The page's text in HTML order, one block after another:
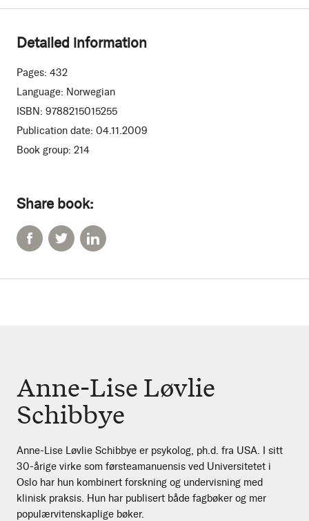
Share book:
Detailed information
Pages: 432
Language: Norwegian
ISBN: 9788215015255
Publication date: 04.11.2009
Book group: 214
Anne-Lise Løvlie
Schibbye
Anne-Lise Løvlie Schibbye er psykolog, ph.d. fra USA. I sitt
30-årige virke som førsteamanuensis ved Universitetet i
Oslo har hun kombinert forskning og undervisning med
klinisk praksis. Hun har publisert både fagbøker og mer
populærvitenskaplige bøker.